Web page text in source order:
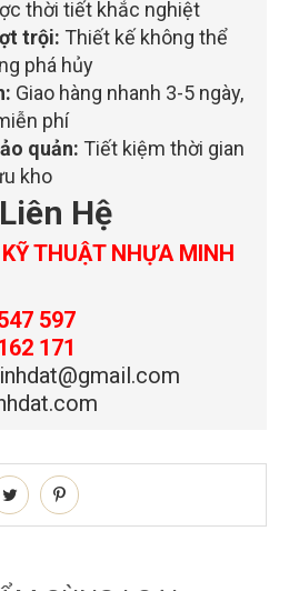
thời tiết khắc nghiệt
trội: Thiết kế không thể
phá hủy
Giao hàng nhanh 3-5 ngày,
phí
quản: Tiết kiệm thời gian
kho
Hệ
THUẬT NHỰA MINH
597
171